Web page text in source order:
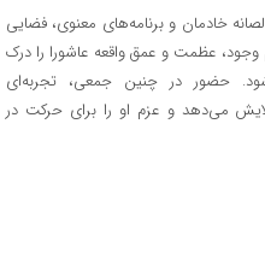
خادمان و برنامه‌های معنوی، فضایی
وجود، عظمت و عمق واقعه عاشورا را درک
حضور در چنین جمعی، تجربه‌ای
می‌دهد و عزم او را برای حرکت در